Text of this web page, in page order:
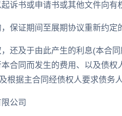
诉书或申请书或其他文件向有
保证期间至展期协议重新约定
还及于由此产生的利息(本合
合同而发生的费用、以及债权
据主合同经债权人要求债务
公司